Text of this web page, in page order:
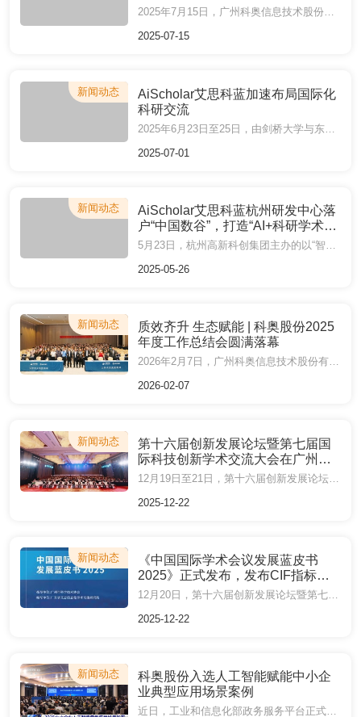
创新人才培养
2025年7月15日，广州科奥信息技术股份有限公司（以下简称“科奥股份”）关心下一代工作委员会（以下简称“科奥关工委”）正式揭牌成立。广州开发区、黄埔区关心下一代工作委员会执行主任孙学伟等一行领导出席仪式，并与科奥股份董事长刘国兴共同揭牌。
2025-07-15
新闻动态
AiScholar艾思科蓝加速布局国际化
科研交流
2025年6月23日至25日，由剑桥大学与东北大学联合主办的绿色材料与制造技术国际会议（GMMT 2025）在剑桥大学丘吉尔学院成功举行。
2025-07-01
新闻动态
AiScholar艾思科蓝杭州研发中心落
户“中国数谷”，打造“AI+科研学术服
务”新标杆
5月23日，杭州高新科创集团主办的以“智汇滨江·创造未来”为主题的“滨创汇”·首届创新沙龙在杭州“中国数谷”大厦举行。广州科奥信息技术股份有限公司（简称“科奥股份”）旗下AiScholar艾思科蓝杭州研发中心作为“中国数谷”1号孵化加速器第二批重点入驻企业正式签约。
2025-05-26
新闻动态
质效齐升 生态赋能 | 科奥股份2025
年度工作总结会圆满落幕
2026年2月7日，广州科奥信息技术股份有限公司（以下简称“科奥股份”）2025年度工作总结会议在广州举行。本次会议以“质效齐升，生态赋能”为主题，全面复盘2025年工作成果与存在问题，系统部署2026年发展方向与举措，凝聚全体员工力量，推动科研服务质效升级和生态赋能深度融合，助力构建一流科研学术服务生态圈。科奥股份全体员工齐聚一堂，共赴这场总结过往、谋划未来的年度盛会。
2026-02-07
新闻动态
第十六届创新发展论坛暨第七届国
际科技创新学术交流大会在广州召
开
2025-12-22
新闻动态
《中国国际学术会议发展蓝皮书
2025》正式发布，发布CIF指标推
动行业评价方法研究
12月20日，第十六届创新发展论坛暨第七届国际科技创新学术交流大会（IAECST 2025）在广州召开。中国工程院院士、华南理工大学陈克复教授，欧洲科学院外籍院士、IEEE Life Fellow、华南理工大学陈俊龙教授，剑桥大学Ali Reza Kamali教授，马来西亚理工大学副校长Ali Selamat教授等院士专家出席并作报告。会上，《中国国际学术会议发展蓝皮书2025》（以下简称《蓝皮书2025》）正式对外发布。
2025-12-22
新闻动态
科奥股份入选人工智能赋能中小企
业典型应用场景案例
近日，工业和信息化部政务服务平台正式发布了2025年人工智能赋能中小企业典型应用场景案例。其中，广州科奥信息技术股份有限公司（以下简称“科奥股份”）旗下品牌AiScholar艾思科蓝自主研发的“面向科研领域的一站式科研服务平台”凭借创新技术与显著成效成功入选，成为科研领域智能化转型标杆。